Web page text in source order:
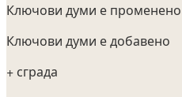
Ключови думи е променено
Ключови думи е добавено
+ сграда